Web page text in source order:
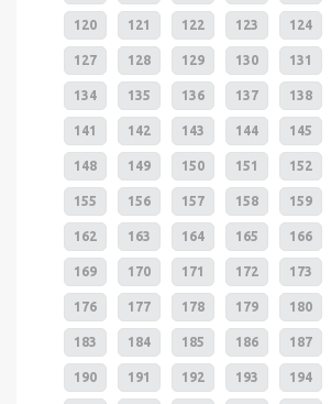
120 121 122 123 124
127 128 129 130 131
134 135 136 137 138
141 142 143 144 145
148 149 150 151 152
155 156 157 158 159
162 163 164 165 166
169 170 171 172 173
176 177 178 179 180
183 184 185 186 187
190 191 192 193 194